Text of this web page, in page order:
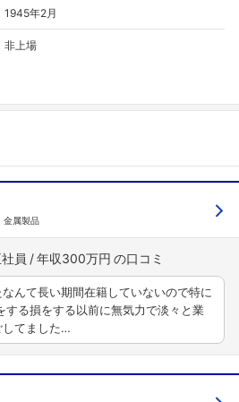
1945年2月
非上場
金属製品
員 年収300万円
んて長い期間在籍していないので特に
する損をする以前に無気力で淡々と業
してました…